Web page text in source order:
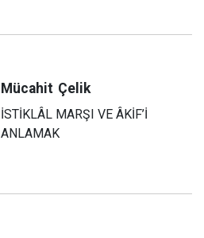
Mücahit Çelik
İSTİKLÂL MARŞI VE ÂKİF’İ
ANLAMAK